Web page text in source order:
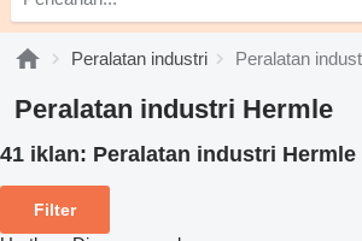
Peralatan industri Peralatan
Peralatan industri Hermle
41 iklan: Peralatan industri Hermle
Filter